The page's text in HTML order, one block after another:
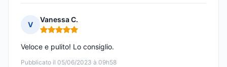
V
Vanessa C.
Nota: 5 su 5
Pubblicato il 05/06/2023 à 09h58
Veloce e pulito! Lo consiglio.